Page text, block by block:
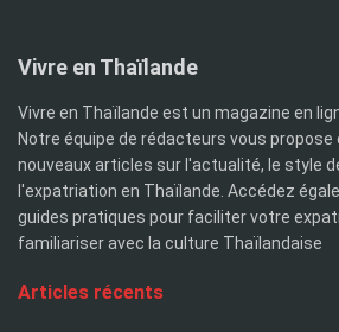
Vivre en Thaïlande
Vivre en Thaïlande est un magazine en
Notre équipe de rédacteurs vous propose
nouveaux articles sur l'actualité, le style
l'expatriation en Thaïlande. Accédez
guides pratiques pour faciliter votre
familiariser avec la culture Thaïlandaise
Articles récents